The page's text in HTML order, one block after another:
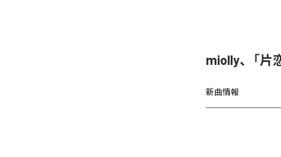
miolly、「片
新曲情報